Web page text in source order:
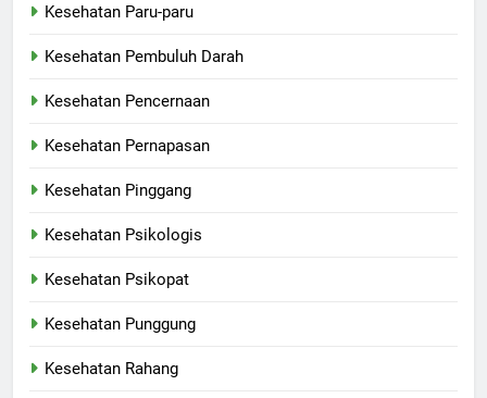
Kesehatan Paru-paru
Kesehatan Pembuluh Darah
Kesehatan Pencernaan
Kesehatan Pernapasan
Kesehatan Pinggang
Kesehatan Psikologis
Kesehatan Psikopat
Kesehatan Punggung
Kesehatan Rahang